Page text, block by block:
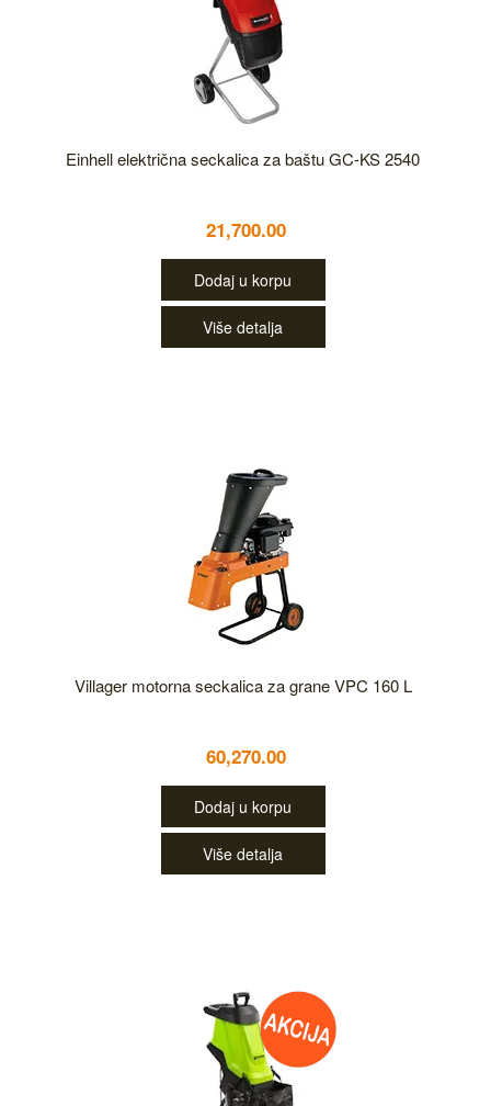
Einhell električna seckalica za baštu GC-KS 2540
21,700.00
Dodaj u korpu
Više detalja
Villager motorna seckalica za grane VPC 160 L
60,270.00
Dodaj u korpu
Više detalja